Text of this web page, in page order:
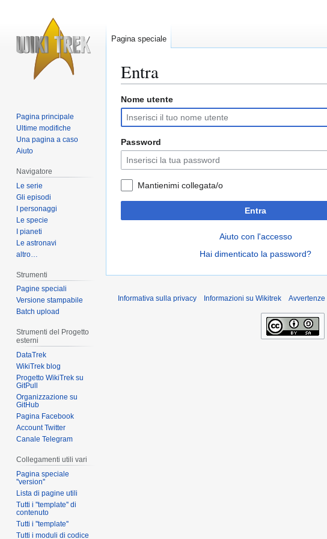
Entra
Vai
alla
navigazione
Vai
alla
ricerca
Nome utente
Password
Mantienimi collegata/o
Entra
Aiuto con l'accesso
Hai dimenticato la password?
Pagina speciale
Pagina principale
Ultime modifiche
Una pagina a caso
Aiuto
Navigatore
Le serie
Gli episodi
I personaggi
Le specie
I pianeti
Le astronavi
altro…
Strumenti
Pagine speciali
Versione stampabile
Batch upload
Strumenti del Progetto
esterni
DataTrek
WikiTrek blog
Progetto WikiTrek su
GitPull
Organizzazione su
GitHub
Pagina Facebook
Account Twitter
Canale Telegram
Collegamenti utili vari
Pagina speciale
''version''
Lista di pagine utili
Tutti i ''template'' di
contenuto
Tutti i ''template''
Tutti i moduli di codice
Informativa sulla privacy Informazioni su Wikitrek Avvertenze